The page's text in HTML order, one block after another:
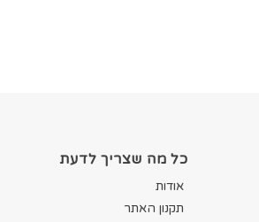
כל מה שצריך לדעת
אודות
תקנון האתר